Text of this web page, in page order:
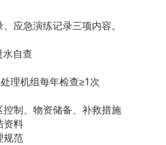
应急演练记录三项内容。
水自查
理机组每年检查≥1次
控制、物资储备、补救措施
资料
规范